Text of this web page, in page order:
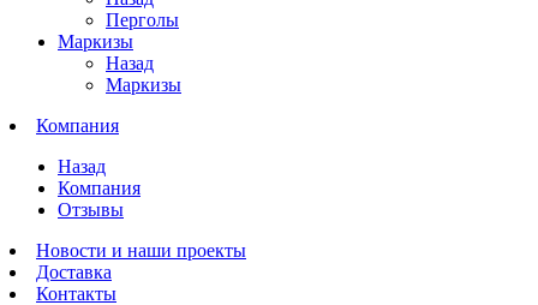
Перголы
Маркизы
Назад
Маркизы
Компания
Назад
Компания
Отзывы
Новости и наши проекты
Доставка
Контакты